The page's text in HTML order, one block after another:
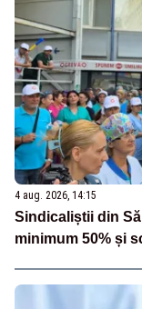
4 aug. 2026, 14:15
Sindicaliștii din
minimum 50% și